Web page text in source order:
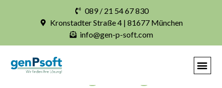
089 / 21 54 67 830
Kronstadter Straße 4 | 81677 München
info@gen-p-soft.com